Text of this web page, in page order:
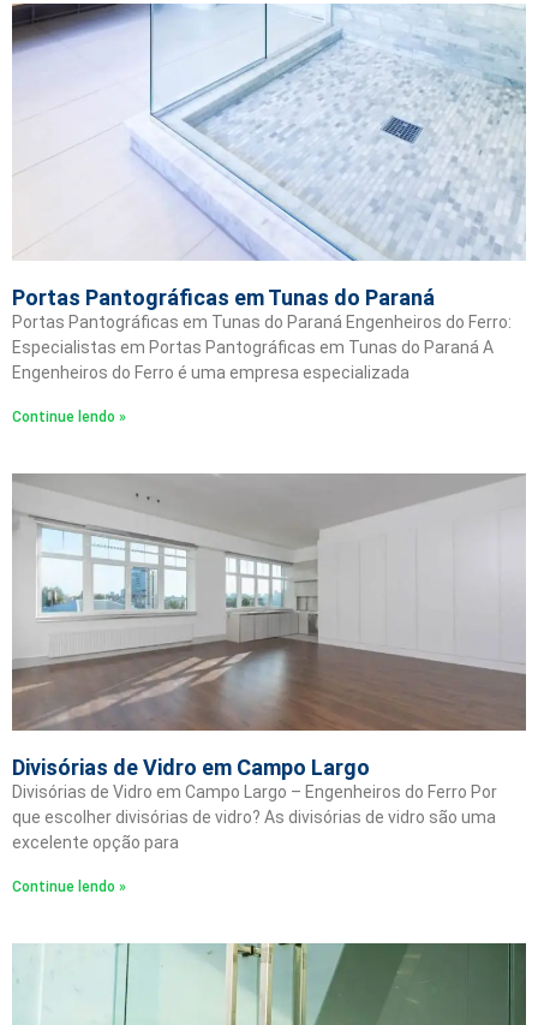
Portas Pantográficas em Tunas do Paraná
Portas Pantográficas em Tunas do Paraná Engenheiros do Ferro:
Especialistas em Portas Pantográficas em Tunas do Paraná A
Engenheiros do Ferro é uma empresa especializada
Continue lendo »
Divisórias de Vidro em Campo Largo
Divisórias de Vidro em Campo Largo – Engenheiros do Ferro Por
que escolher divisórias de vidro? As divisórias de vidro são uma
excelente opção para
Continue lendo »